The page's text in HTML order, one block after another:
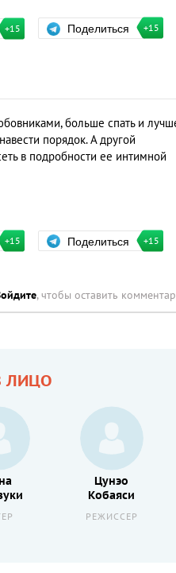
+15 Поделиться +15
больше спать и
порядок. А другой
в подробности ее интимной
+15 Поделиться +15
, чтобы оставить
ЛИЦО
Цунэо
Кобаяси
РЕЖИССЕР